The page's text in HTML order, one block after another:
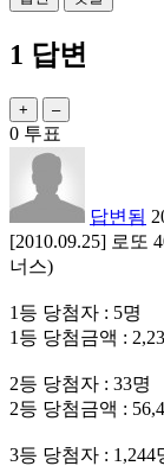
1 답변
0 투표
답변됨
[2010.09.25] 로또
너스)
1등 당첨자 : 5명
1등 당첨금액 :
2등 당첨자 : 33명
2등 당첨금액 :
3등 당첨자 : 1,244